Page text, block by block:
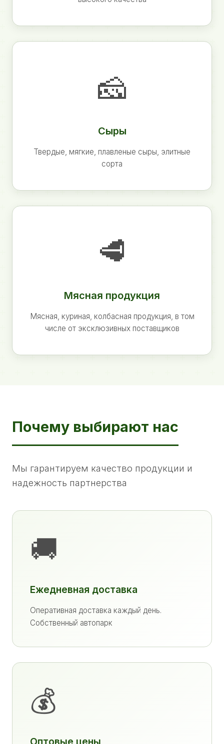
🧀
Сыры
Твердые, мягкие, плавленые сыры, элитные
сорта
🥩
Мясная продукция
Мясная, куриная, колбасная продукция, в том
числе от эксклюзивных поставщиков
Почему выбирают нас
Мы гарантируем качество продукции и
надежность партнерства
🚚
Ежедневная доставка
Оперативная доставка каждый день.
Собственный автопарк
💰
Оптовые цены